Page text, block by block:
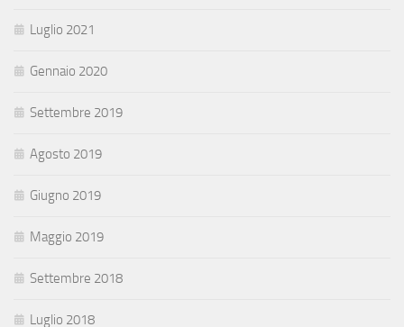
Luglio 2021
Gennaio 2020
Settembre 2019
Agosto 2019
Giugno 2019
Maggio 2019
Settembre 2018
Luglio 2018